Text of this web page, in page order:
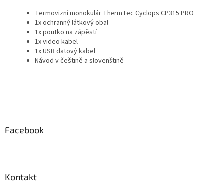
Termovizní monokulár ThermTec Cyclops CP315 PRO
1x ochranný látkový obal
1x poutko na zápěstí
1x video kabel
1x USB datový kabel
Návod v češtině a slovenštině
Facebook
Kontakt